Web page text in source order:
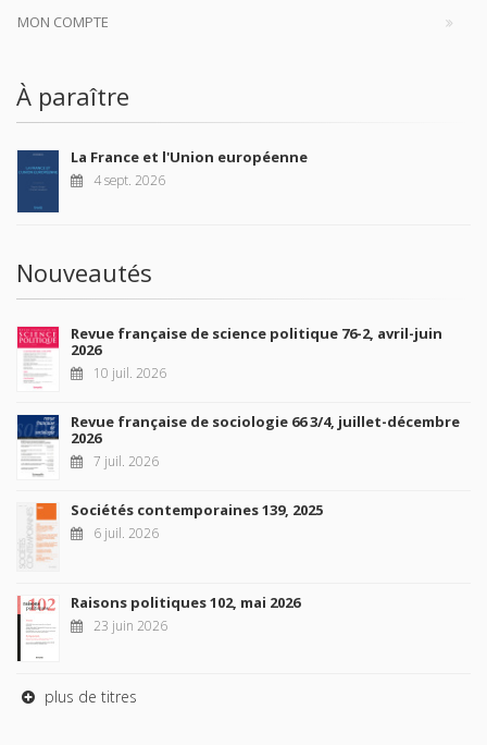
MON COMPTE
À paraître
La France et l'Union européenne
4 sept. 2026
Nouveautés
Revue française de science politique 76-2, avril-juin
2026
10 juil. 2026
Revue française de sociologie 66 3/4, juillet-décembre
2026
7 juil. 2026
Sociétés contemporaines 139, 2025
6 juil. 2026
Raisons politiques 102, mai 2026
23 juin 2026
plus de titres